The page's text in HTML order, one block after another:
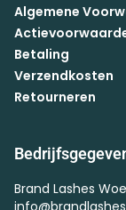
Algemene
Betaling
Verzendkosten
Retourneren
Brand Lashes